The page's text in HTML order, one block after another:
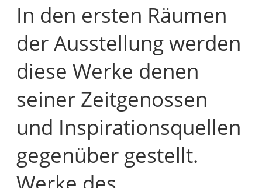
In den ersten Räumen
der Ausstellung werden
diese Werke denen
seiner Zeitgenossen
und Inspirationsquellen
gegenüber gestellt.